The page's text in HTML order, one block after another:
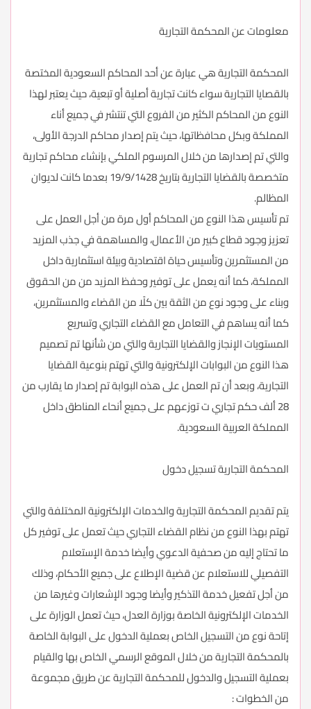
معلومات عن المحكمة التجارية
المحكمة التجارية هي عبارة عن أحد المحاكم السعودية المختصة
بالقصايا التجارية سواء كانت تجارية أصلية أو تبعية، حيث يعتبر لهذا
النوع من المحاكم الكثير من الفروع التي تنتشر في جميع أناء
المملكة وبكل محافظاتها، حيث يتم إصدار محاكم الدرجة الأولى،
والتي تم إصدارها من خلال المرسوم الملكي بإنشاء محاكم تجارية
متخصصة بالقضايا التجارية بتاريخ 19/9/1428 بعدما كانت لديوان
المظالم.
تم تأسيس هذا النوع من المحاكم أول مرة من أجل العمل على
تعزيز وجود قطاع كبير من الأعمال، والمساهمة في جذب المزيد
من المستثمرين وتأسيس حياة اقتصادية وبيئة استثمارية داخل
المملكة، كما أنه يعمل على توفير وحفظ المزيد من من الحقوق
وبناء على وجود نوع من الثقة بين كلًا من القضاء والمستثمرين،
كما أنه يساهم في التعامل مع القضاء التجاري وتسريع
المستويات الإنجاز والقضايا التجارية والتي من شأنها تم تصميم
هذا النوع من البوابات الإلكترونية والتي تهتم بنوعية القضايا
التجارية، وبعد أن تم العمل على هذه البوابة تم إصدار ما يقارب من
28 ألف حكم تجاري ت توزعهم على جميع أنحاء المناطق داخل
المملكة العربية السعودية.
المحكمة التجارية تسجيل دخول
يتم تقديم المحكمة التجارية والخدمات الإلكترونية المختلفة والتي
تهتم بهذا النوع من نظام القضاء التجاري حيث تعمل على توفير كل
ما تحتاج إليه من صحفية الدعوي وأيضا خدمة الإستعلام
التفصيلي للاستعلام عن قضية الإطلاع على جميع الأحكام، وذلك
من أجل تفعيل خدمة التذكير وأيضا وجود الإشعارات وغيرها من
الخدمات الإلكترونية الخاصة بوزارة العدل، حيث تعمل الوزارة على
إتاحة نوع من التسجيل الخاص بعملية الدخول على البوابة الخاصة
بالمحكمة التجارية من خلال الموقع الرسمي الخاص بها والقيام
بعملية التسجيل والدخول للمحكمة التجارية عن طريق مجموعة
من الخطوات :